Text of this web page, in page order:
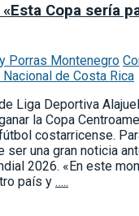
Copa sería
Porras Montenegro
de Costa Rica
Liga Deportiva
la Copa
costarricense.
ser una gran noticia
2026. «En este
país y …..